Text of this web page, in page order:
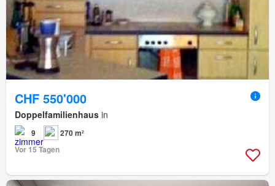
CHF 550'000
Doppelfamilienhaus in
9
270 m²
Vor 15 Tagen